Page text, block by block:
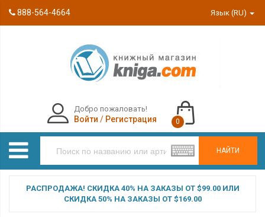
888-564-4664 Язык (RU)
НАЙТИ
Добро пожаловать!
Войти / Регистрация 0
РАСПРОДАЖА! СКИДКА 40% НА ЗАКАЗЫ ОТ $99.00 ИЛИ
СКИДКА 50% НА ЗАКАЗЫ ОТ $169.00